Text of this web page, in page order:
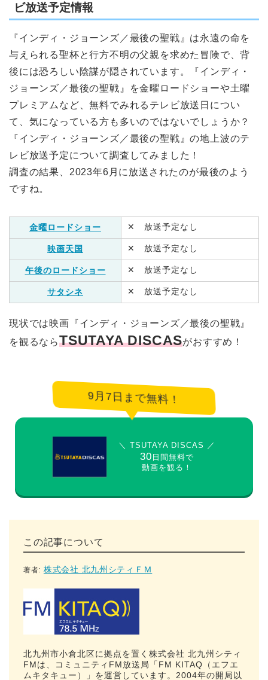
ビ放送予定情報
『インディ・ジョーンズ／最後の聖戦』は永遠の命を
与えられる聖杯と行方不明の父親を求めた冒険で、背
後には恐ろしい陰謀が隠されています。『インディ・
ジョーンズ／最後の聖戦』を金曜ロードショーや土曜
プレミアムなど、無料でみれるテレビ放送日につい
て、気になっている方も多いのではないでしょうか？
『インディ・ジョーンズ／最後の聖戦』の地上波のテ
レビ放送予定について調査してみました！
調査の結果、2023年6月に放送されたのが最後のよう
ですね。
金曜ロードショー ✕ 放送予定なし
映画天国 ✕ 放送予定なし
午後のロードショー ✕ 放送予定なし
サタシネ ✕ 放送予定なし
現状では映画『インディ・ジョーンズ／最後の聖戦』
を観るならTSUTAYA DISCASがおすすめ！
9月7日まで無料！
＼ TSUTAYA DISCAS ／
30 日間無料で
動画を観る！
この記事について
著者: 株式会社 北九州シティＦＭ
北九州市小倉北区に拠点を置く株式会社 北九州シティ
FMは、コミュニティFM放送局「FM KITAQ（エフエ
ムキタキュー）」を運営しています。2004年の開局以